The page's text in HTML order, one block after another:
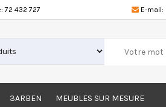
72 432 727 E-mail:
3ARBEN MEUBLES SUR MESURE